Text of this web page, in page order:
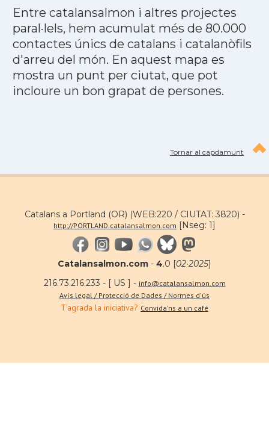
Entre catalansalmon i altres projectes
paral·lels, hem acumulat més de 80.000
contactes únics de catalans i catalanòfils
d'arreu del món. En aquest mapa es
mostra un punt per ciutat, que pot
incloure un bon grapat de persones.
Tornar al capdamunt
Catalans a Portland (OR) (WEB:220 / CIUTAT: 3820) -
http://PORTLAND.catalansalmon.com [Nseg: 1]
Catalansalmon.com - 4.0 [02·2025]
216.73.216.233 - [ US ] - info@catalansalmon.com
Avís legal / Protecció de Dades / Normes d'ús
T'agrada la iniciativa? Convida'ns a un café